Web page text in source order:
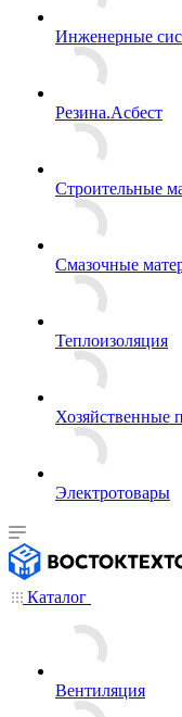
Инженерные
Резина.Асбест
Строительные
Смазочные
Теплоизоляция
Хозяйственные
Электротовары
Каталог
Вентиляция